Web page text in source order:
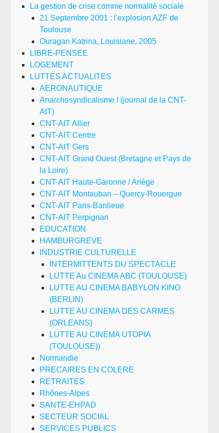
La gestion de crise comme normalité sociale
21 Septembre 2001 : l'explosion AZF de
Toulouse
Ouragan Katrina, Louisiane, 2005
LIBRE-PENSEE
LOGEMENT
LUTTES ACTUALITES
AERONAUTIQUE
Anarchosyndicalisme ! (journal de la CNT-
AIT)
CNT-AIT Allier
CNT-AIT Centre
CNT-AIT Gers
CNT-AIT Grand Ouest (Bretagne et Pays de
la Loire)
CNT-AIT Haute-Garonne / Ariège
CNT-AIT Montauban – Quercy-Rouergue
CNT-AIT Paris-Banlieue
CNT-AIT Perpignan
EDUCATION
HAMBURGREVE
INDUSTRIE CULTURELLE
INTERMITTENTS DU SPECTACLE
LUTTE Au CINEMA ABC (TOULOUSE)
LUTTE AU CINEMA BABYLON KINO
(BERLIN)
LUTTE AU CINEMA DES CARMES
(ORLEANS)
LUTTE AU CINEMA UTOPIA
(TOULOUSE))
Normandie
PRECAIRES EN COLERE
RETRAITES
Rhônes-Alpes
SANTE-EHPAD
SECTEUR SOCIAL
SERVICES PUBLICS